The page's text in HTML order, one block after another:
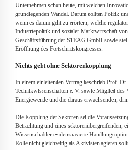
Unternehmen schon heute, mit welchen
grundlegenden Wandel. Darum sollten Politik
wenn es darum geht zu erörtern, welche
Industriepolitik und sozialer Marktwirtschaft von
Geschäftsführung der STEAG GmbH sowie
Eröffnung des Fortschrittskongresses.
Nichts geht ohne Sektorenkopplung
In einem einleitenden Vortrag beschrieb Prof.
Technikwissenschaften e. V. sowie Mitglied des
Energiewende und die daraus erwachsenden,
Die Kopplung der Sektoren sei die
Betrachtung und eines sektorenübergreifenden,
Wissenschaftler evidenzbasierte
Rolle nicht gleichzeitig als Aktivisten agieren